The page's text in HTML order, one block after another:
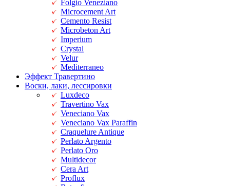
Folgio Veneziano
Microcement Art
Cemento Resist
Microbeton Art
Imperium
Crystal
Velur
Mediterraneo
Эффект Травертино
Воски, лаки, лессировки
Luxdeco
Travertino Vax
Veneciano Vax
Veneciano Vax Paraffin
Craquelure Antique
Perlato Argento
Perlato Oro
Multidecor
Cera Art
Proflux